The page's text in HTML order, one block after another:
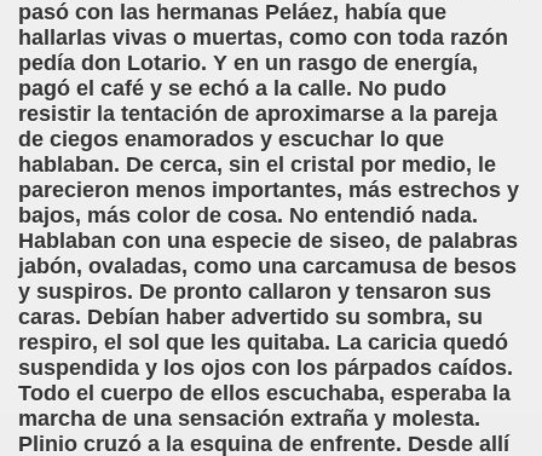
pasó con las hermanas Peláez, había que
hallarlas vivas o muertas, como con toda razón
pedía don Lotario. Y en un rasgo de energía,
pagó el café y se echó a la calle. No pudo
resistir la tentación de aproximarse a la pareja
de ciegos enamorados y escuchar lo que
hablaban. De cerca, sin el cristal por medio, le
parecieron menos importantes, más estrechos y
bajos, más color de cosa. No entendió nada.
Hablaban con una especie de siseo, de palabras
jabón, ovaladas, como una carcamusa de besos
y suspiros. De pronto callaron y tensaron sus
caras. Debían haber advertido su sombra, su
respiro, el sol que les quitaba. La caricia quedó
suspendida y los ojos con los párpados caídos.
Todo el cuerpo de ellos escuchaba, esperaba la
marcha de una sensación extraña y molesta.
Plinio cruzó a la esquina de enfrente. Desde allí
la Luz (Brígida Rivas Ordóñez)
Sancho)
Jesús Sánchez Oliva)
Jesús Cañamares)
Martín Figueroa)
(César Puente Fuente)
a Louis Braille (Alberto Gil)
Rosell Vera)